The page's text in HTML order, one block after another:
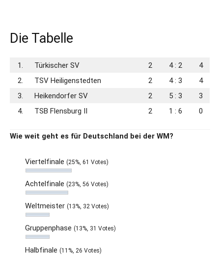
Die Tabelle
1. Türkischer SV 2 4 : 2
4
2.
TSV Heiligenstedten 2 4 : 3
4
3.
Heikendorfer SV 2 5 : 3
3
4.
TSB Flensburg II 2 1 : 6 0
Wie weit geht es für Deutschland bei der WM?
Viertelfinale (25%, 61 Votes)
Achtelfinale (23%, 56 Votes)
Weltmeister (13%, 32 Votes)
Gruppenphase (13%, 31 Votes)
Halbfinale (11%, 26 Votes)